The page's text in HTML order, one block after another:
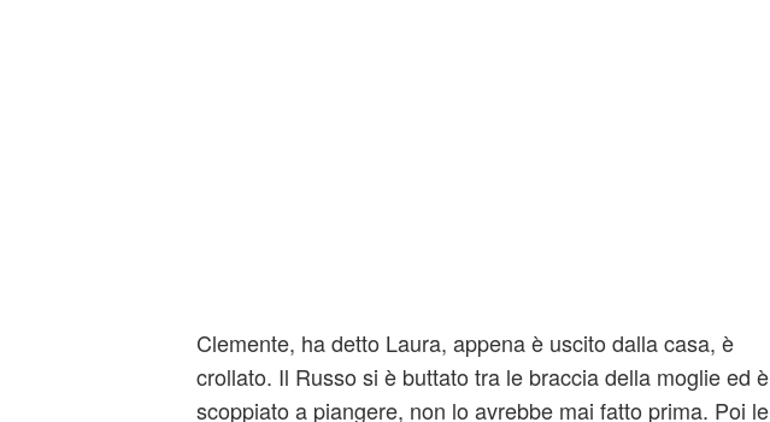
Clemente, ha detto Laura, appena è uscito dalla casa, è
crollato. Il Russo si è buttato tra le braccia della moglie ed è
scoppiato a piangere, non lo avrebbe mai fatto prima. Poi le